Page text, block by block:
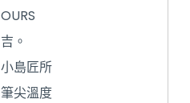
OURS
吉。
小島匠所
筆尖溫度